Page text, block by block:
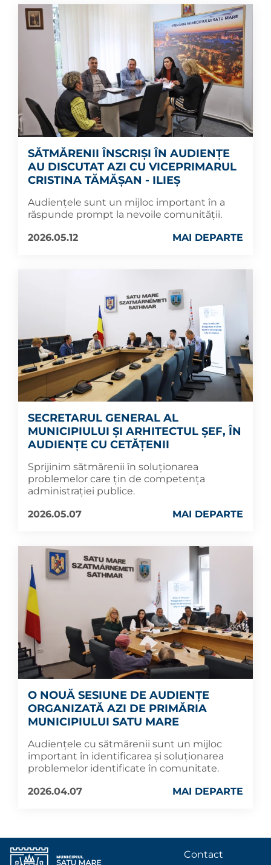
SĂTMĂRENII ÎNSCRIȘI ÎN AUDIENȚE
AU DISCUTAT AZI CU VICEPRIMARUL
CRISTINA TĂMĂȘAN - ILIEȘ
Audiențele sunt un mijloc important în a
răspunde prompt la nevoile comunității.
2026.05.12
MAI DEPARTE
SECRETARUL GENERAL AL
MUNICIPIULUI ȘI ARHITECTUL ȘEF, ÎN
AUDIENȚE CU CETĂȚENII
Sprijinim sătmărenii în soluționarea
problemelor care țin de competența
administrației publice.
2026.05.07
MAI DEPARTE
O NOUĂ SESIUNE DE AUDIENȚE
ORGANIZATĂ AZI DE PRIMĂRIA
MUNICIPIULUI SATU MARE
Audiențele cu sătmărenii sunt un mijloc
important în identificarea și soluționarea
problemelor identificate în comunitate.
2026.04.07
MAI DEPARTE
Contact